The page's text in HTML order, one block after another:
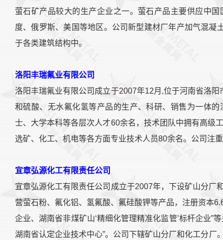
萤石矿产品较大的生产企业之一。萤石产品主要供应中
度、俄罗斯、美国等地区。公司新型建材厂年产加气混
于各类建筑结构中。
洛阳丰瑞氟业有限公司
洛阳丰瑞氟业有限公司成立于2007年12月,位于河南省洛
和硫酸、无水氟化氢等产品的生产、科研、销售为一体
士、大学本科等各层次人才60余名，技术团队中拥有高级
选矿、化工、机电等各方面专业技术人员80余名。公司注
宜章弘源化工有限责任公司
宜章弘源化工有限责任公司成立于2007年，下设矿山分厂
营萤石粉、氟化铝、氢氟酸、氟硅酸钾等产品，注册资本
企业、湖南省非煤矿山‘精细化管理精准化监管’标杆企业”
湖南省认定企业技术中心”。公司下辖矿山分厂和化工分